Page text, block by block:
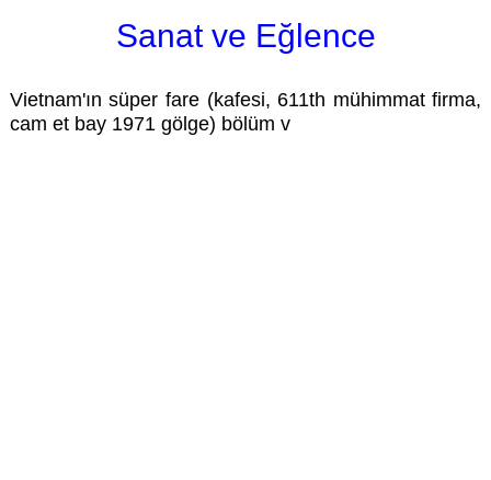
Sanat ve Eğlence
Vietnam'ın süper fare (kafesi, 611th mühimmat firma,
cam et bay 1971 gölge) bölüm v